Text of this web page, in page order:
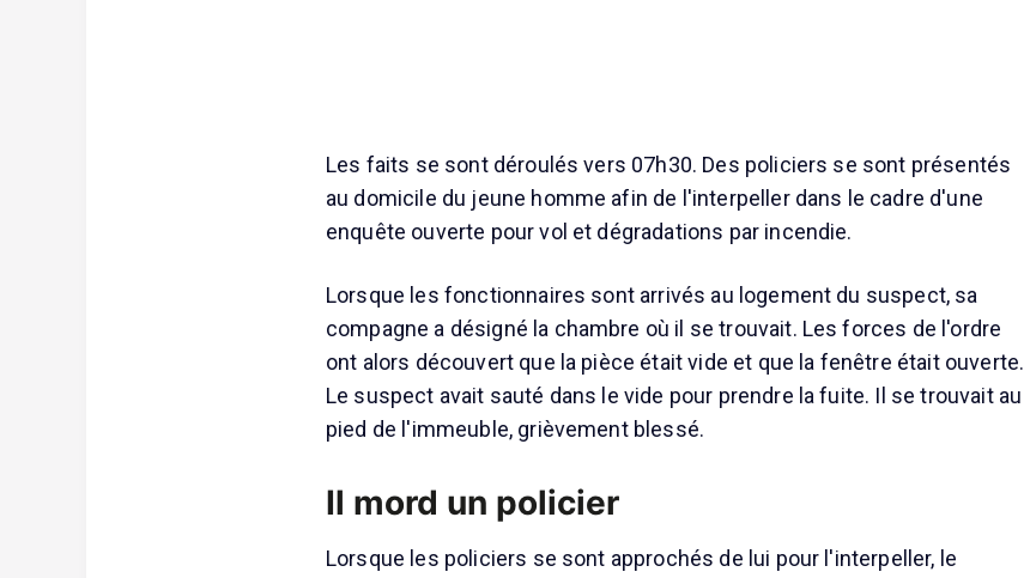
Les faits se sont déroulés vers 07h30. Des policiers se sont présentés
au domicile du jeune homme afin de l'interpeller dans le cadre d'une
enquête ouverte pour vol et dégradations par incendie.
Lorsque les fonctionnaires sont arrivés au logement du suspect, sa
compagne a désigné la chambre où il se trouvait. Les forces de l'ordre
ont alors découvert que la pièce était vide et que la fenêtre était ouverte.
Le suspect avait sauté dans le vide pour prendre la fuite. Il se trouvait au
pied de l'immeuble, grièvement blessé.
Il mord un policier
Lorsque les policiers se sont approchés de lui pour l'interpeller, le